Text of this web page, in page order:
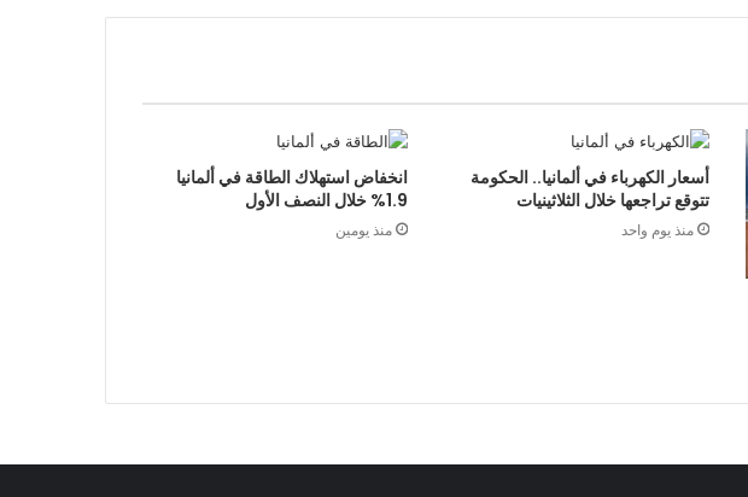
أسعار الكهرباء في ألمانيا.. الحكومة
تتوقع تراجعها خلال الثلاثينيات
منذ يوم واحد
انخفاض استهلاك الطاقة في ألمانيا
1.9% خلال النصف الأول
منذ يومين